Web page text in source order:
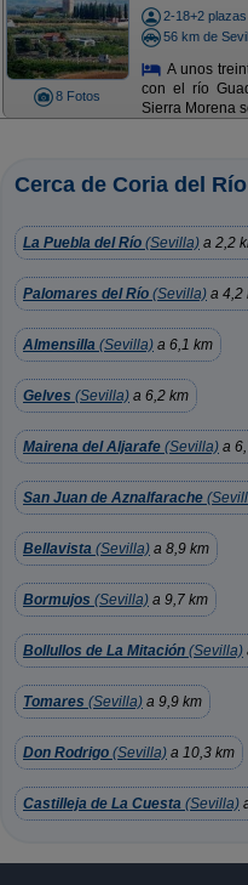
8 Fotos
2-18+2 plazas
56 km de
A unos
con el río
Sierra Morena
Cerca de Coria del
La Puebla del Río (Sevilla) a 2,2
Palomares del Río (Sevilla) a 4,2
Almensilla (Sevilla) a 6,1 km
Gelves (Sevilla) a 6,2 km
Mairena del Aljarafe (Sevilla) a
San Juan de Aznalfarache
Bellavista (Sevilla) a 8,9 km
Bormujos (Sevilla) a 9,7 km
Bollullos de La Mitación (Sevilla)
Tomares (Sevilla) a 9,9 km
Don Rodrigo (Sevilla) a 10,3 km
Castilleja de La Cuesta (Sevilla)